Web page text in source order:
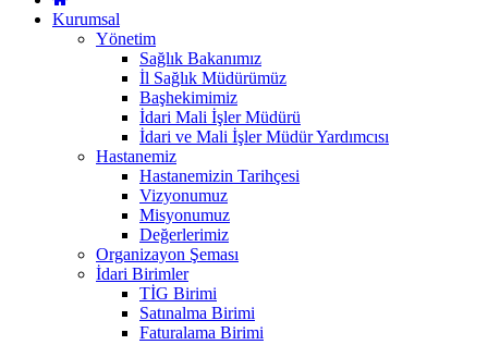
Kurumsal
Yönetim
Sağlık Bakanımız
İl Sağlık Müdürümüz
Başhekimimiz
İdari Mali İşler Müdürü
İdari ve Mali İşler Müdür Yardımcısı
Hastanemiz
Hastanemizin Tarihçesi
Vizyonumuz
Misyonumuz
Değerlerimiz
Organizayon Şeması
İdari Birimler
TİG Birimi
Satınalma Birimi
Faturalama Birimi